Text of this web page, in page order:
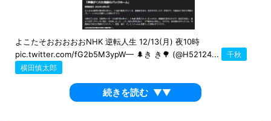
よこたそおおおおおNHK 逆転人生 12/13(月) 夜10時
pic.twitter.com/fG2b5M3ypW— 🌲き き🌳 (@H52124...
千秋
横田慎太郎
続きを読む ▼▼